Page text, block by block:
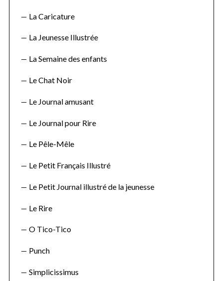
La Caricature
La Jeunesse Illustrée
La Semaine des enfants
Le Chat Noir
Le Journal amusant
Le Journal pour Rire
Le Pêle-Mêle
Le Petit Français Illustré
Le Petit Journal illustré de la jeunesse
Le Rire
O Tico-Tico
Punch
Simplicissimus